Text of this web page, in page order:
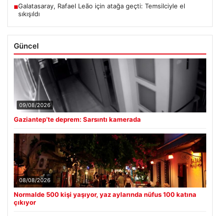
■Galatasaray, Rafael Leão için atağa geçti: Temsilciyle el
sıkışıldı
Güncel
09/08/2026
Gaziantep’te deprem: Sarsıntı kamerada
08/08/2026
Normalde 500 kişi yaşıyor, yaz aylarında nüfus 100 katına
çıkıyor